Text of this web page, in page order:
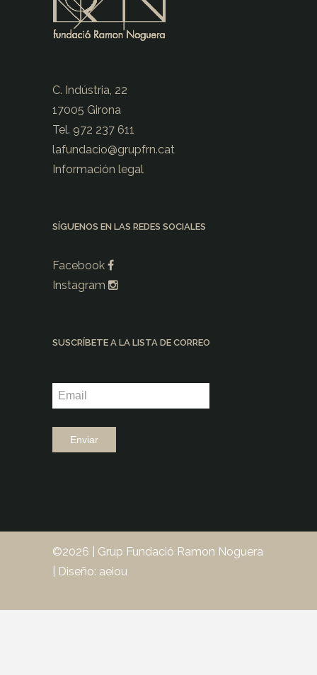
C. Indústria, 22
17005 Girona
Tel. 972 237 611
lafundacio@grupfrn.cat
Información legal
SÍGUENOS EN LAS REDES SOCIALES
Facebook
Instagram
SUSCRÍBETE A LA LISTA DE CORREO
©2026 | Grup Fundació Ramon Noguera
Diseño: aeiou